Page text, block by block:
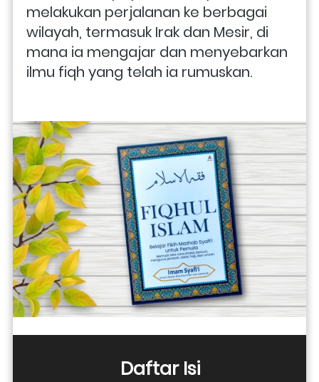
melakukan perjalanan ke berbagai
wilayah, termasuk Irak dan Mesir, di
mana ia mengajar dan menyebarkan
ilmu fiqh yang telah ia rumuskan.
Daftar Isi